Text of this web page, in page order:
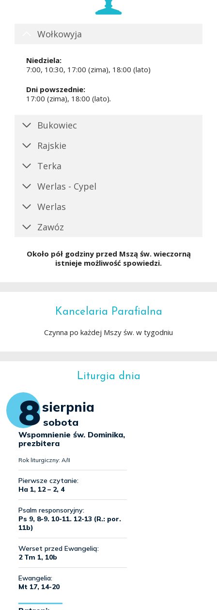
Wołkowyja
Niedziela:
7:00, 10:30, 17:00 (zima), 18:00 (lato)
Dni powszednie:
17:00 (zima), 18:00 (lato).
Bukowiec
Rajskie
Terka
Werlas - Cypel
Werlas
Zawóz
Około pół godziny przed Mszą św. wieczorną
istnieje możliwość spowiedzi.
Kancelaria Parafialna
Czynna po każdej Mszy św. w tygodniu
Liturgia dnia